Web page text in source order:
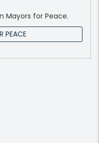
Mayors for Peace.
PEACE